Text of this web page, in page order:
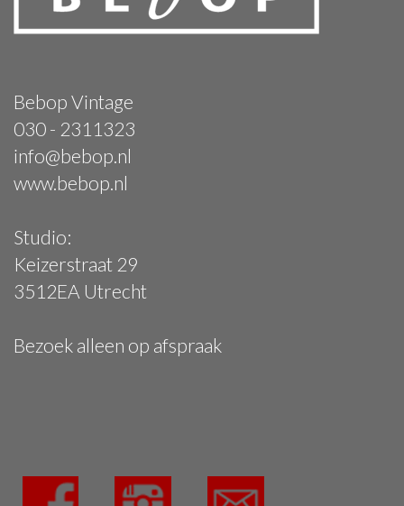
Bebop Vintage
030 - 2311323
info@bebop.nl
www.bebop.nl
Studio:
Keizerstraat 29
3512EA Utrecht
Bezoek alleen op afspraak